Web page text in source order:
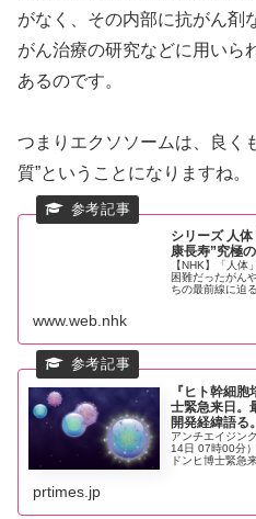
がなく、その内部に抗がん剤
がん治療の研究などに用いら
あるのです。
つまりエクソソームは、良く
質”ということになりますね。
シリーズ 人
康長寿”究極
【NHK】「人
困難だったがん
ちの最前線に迫
www.web.nhk
『ヒト幹細
士緊急来日。
開発経緯語る。
アンチエイジン
14日 07時00分
ドンヒ博士緊急
prtimes.jp